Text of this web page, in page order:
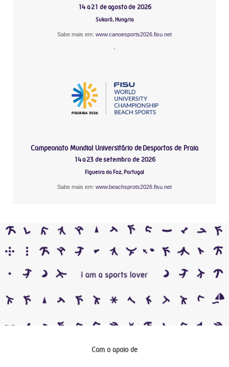
14 a 21 de agosto de 2026
Sukoró, Hungria
Sabe mais em: www.canoesports2026.fisu.net
-
Campeonato Mundial Universitário de Desportos de Praia
14 a 23 de setembro de 2026
Figueira da Foz, Portugal
Sabe mais em: www.beachsprots2026.fisu.net
Com o apoio de